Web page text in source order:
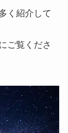
く紹介して
ご覧くださ